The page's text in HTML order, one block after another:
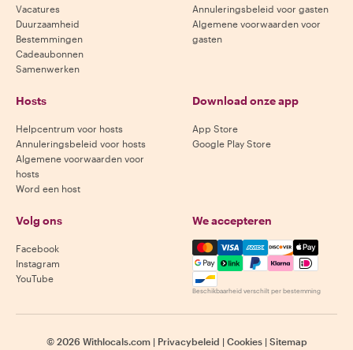
Vacatures
Duurzaamheid
Bestemmingen
Cadeaubonnen
Samenwerken
Annuleringsbeleid voor gasten
Algemene voorwaarden voor
gasten
Hosts
Helpcentrum voor hosts
Annuleringsbeleid voor hosts
Algemene voorwaarden voor
hosts
Word een host
Download onze app
App Store
Google Play Store
Volg ons
Facebook
Instagram
YouTube
We accepteren
Mastercard, Visa, Amex,
Beschikbaarheid verschilt per bestemming
© 2026 Withlocals.com | Privacybeleid | Cookies | Sitemap